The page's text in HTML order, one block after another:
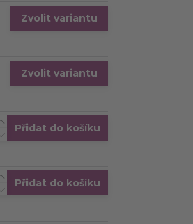
Zvolit variantu
Zvolit variantu
Přidat do košíku
Přidat do košíku